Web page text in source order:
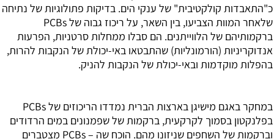
כ"התאבדות קולקטיבית" של ענקי הים. בדיקות פתולוגיות של נתיחה
שלאחר המוות הצביעו, בין השאר, על ריכוז גבוה של PCBs
ברקמותיהם של הלווייתנים. הם סבלו ממחלות סרטניות, הפרעות
אנדוקריניות (הורמונליות) שהתבטאו באי-יכולת של הנקבות להרות,
בהפלות מוקדמות ובאי-יכולת של הנקבות להניק.
במחקר באגם מישיגן בארצות הברית נמדדו הריכוזים של PCBs
בפלנקטון בסמוך לקרקעית, ברקמות של שפמנונים במים הרדודים
וברקמות של השחפים שניזונו מהם. הוכח שה – PCBs מצטברים